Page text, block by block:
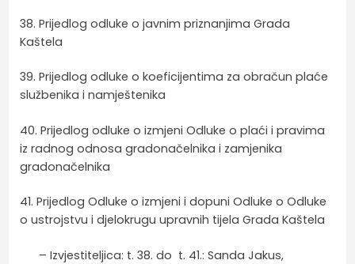
38. Prijedlog odluke o javnim priznanjima Grada
Kaštela
39. Prijedlog odluke o koeficijentima za obračun plaće
službenika i namještenika
40. Prijedlog odluke o izmjeni Odluke o plaći i pravima
iz radnog odnosa gradonačelnika i zamjenika
gradonačelnika
41. Prijedlog Odluke o izmjeni i dopuni Odluke o Odluke
o ustrojstvu i djelokrugu upravnih tijela Grada Kaštela
– Izvjestiteljica: t. 38. do t. 41.: Sanda Jakus,